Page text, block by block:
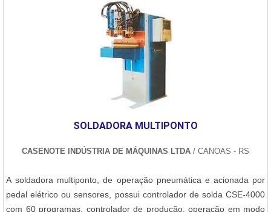
industriais, com sua capacidade de fornecer soluções em
equipamentos de grande porte e complexidade. É uma área que
exige um alto nível de especialização técnica, tanto em termos de
produção quanto de segurança, dado o uso intensivo de pressões
e temperaturas extremas em muitos dos equipamentos fabricados.
SOLDADORA MULTIPONTO
CASENOTE INDÚSTRIA DE MÁQUINAS LTDA / CANOAS - RS
A soldadora multiponto, de operação pneumática e acionada por
pedal elétrico ou sensores, possui controlador de solda CSE-4000
com 60 programas, controlador de produção, operação em modo